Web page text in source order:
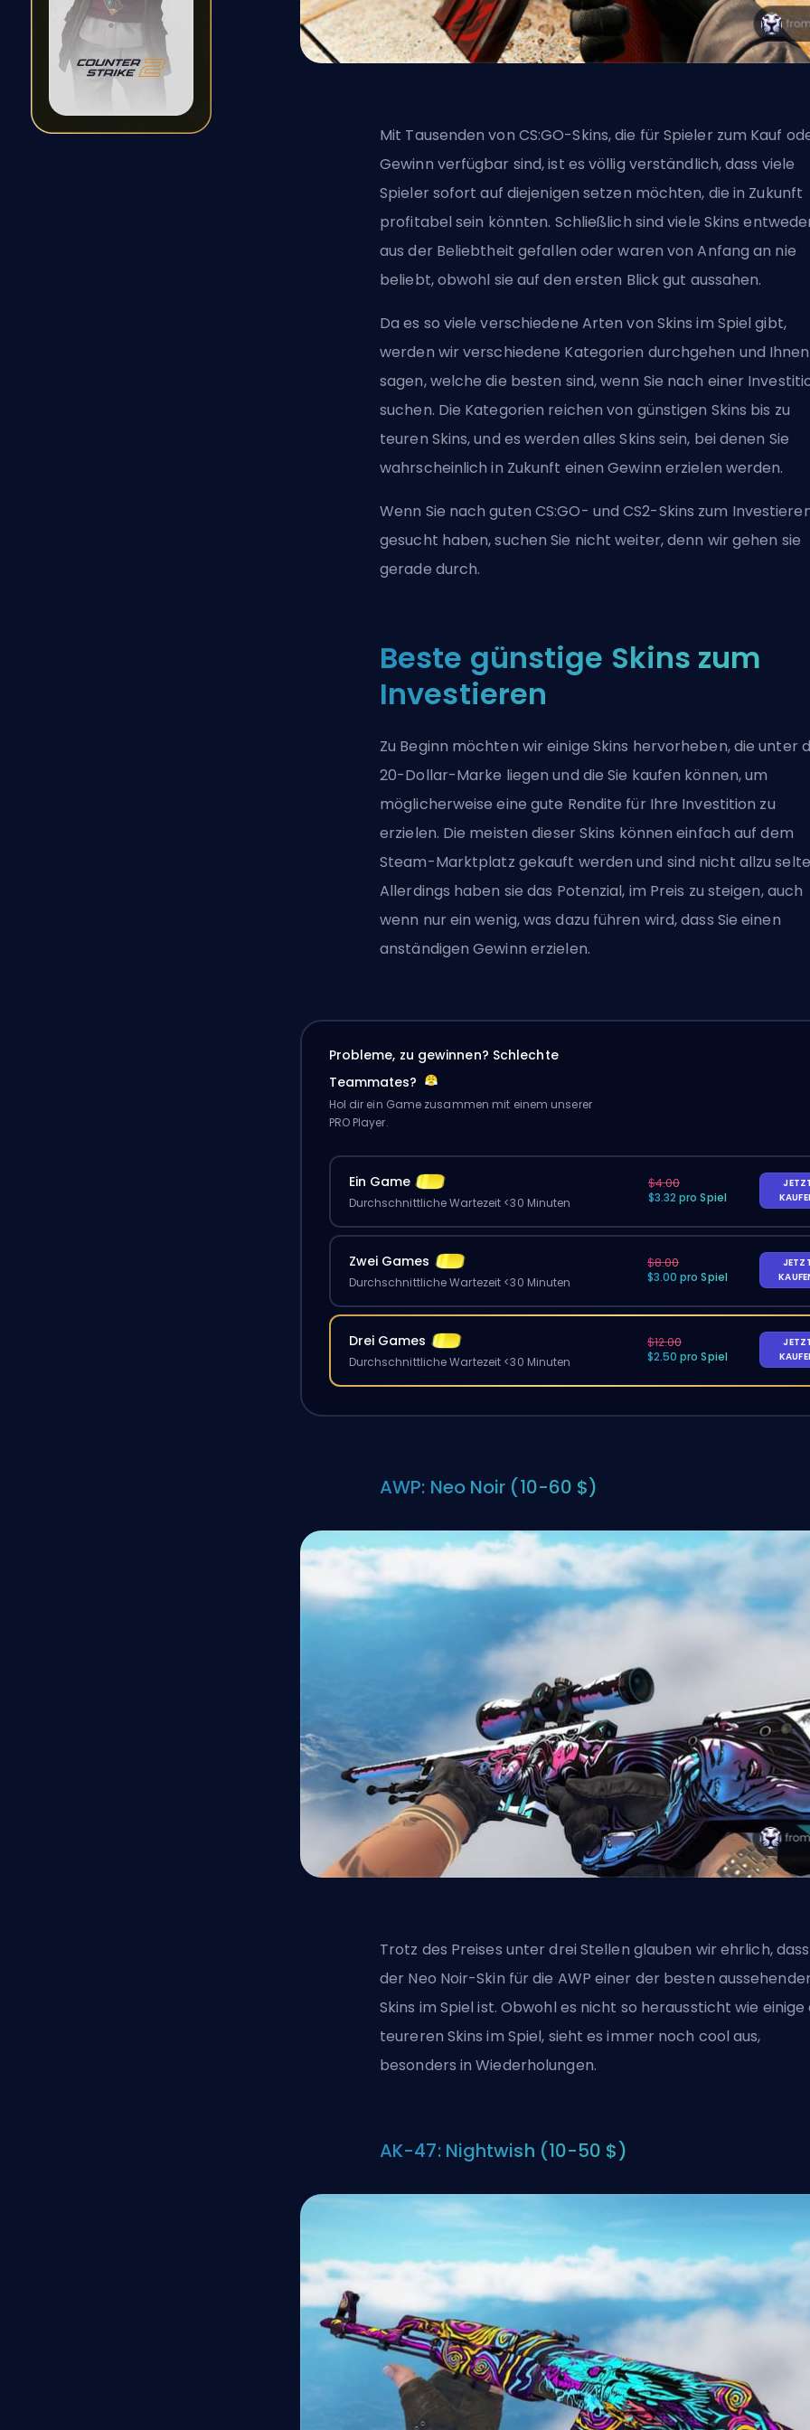
Mit Tausenden von CS:GO-Skins, die für Spieler zum Kauf
Gewinn verfügbar sind, ist es völlig verständlich, dass viele
Spieler sofort auf diejenigen setzen möchten, die in Zukunft
profitabel sein könnten. Schließlich sind viele Skins
aus der Beliebtheit gefallen oder waren von Anfang an nie
beliebt, obwohl sie auf den ersten Blick gut aussahen.
Da es so viele verschiedene Arten von Skins im Spiel gibt,
werden wir verschiedene Kategorien durchgehen und Ihnen
sagen, welche die besten sind, wenn Sie nach einer
suchen. Die Kategorien reichen von günstigen Skins bis zu
teuren Skins, und es werden alles Skins sein, bei denen Sie
wahrscheinlich in Zukunft einen Gewinn erzielen werden.
Wenn Sie nach guten CS:GO- und CS2-Skins zum
gesucht haben, suchen Sie nicht weiter, denn wir gehen sie
gerade durch.
Beste günstige Skins zum
Investieren
Zu Beginn möchten wir einige Skins hervorheben, die unter
20-Dollar-Marke liegen und die Sie kaufen können, um
möglicherweise eine gute Rendite für Ihre Investition zu
erzielen. Die meisten dieser Skins können einfach auf dem
Steam-Marktplatz gekauft werden und sind nicht allzu
Allerdings haben sie das Potenzial, im Preis zu steigen, auch
wenn nur ein wenig, was dazu führen wird, dass Sie einen
anständigen Gewinn erzielen.
Probleme, zu gewinnen? Schlechte
Teammates?
Hol dir ein Game zusammen mit einem unserer
PRO Player.
Ein Game
Durchschnittliche Wartezeit <30 Minuten
$4.00
$3.32 pro Spiel
Zwei Games
Durchschnittliche Wartezeit <30 Minuten
$8.00
$3.00 pro Spiel
Drei Games
Durchschnittliche Wartezeit <30 Minuten
$12.00
$2.50 pro Spiel
AWP: Neo Noir (10-60 $)
Trotz des Preises unter drei Stellen glauben wir ehrlich, dass
der Neo Noir-Skin für die AWP einer der besten
Skins im Spiel ist. Obwohl es nicht so heraussticht wie einige
teureren Skins im Spiel, sieht es immer noch cool aus,
besonders in Wiederholungen.
AK-47: Nightwish (10-50 $)